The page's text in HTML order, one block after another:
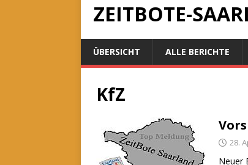
ZEITBOTE-
ÜBERSICHT ALLE BERICHTE
KfZ
28.
Neuer